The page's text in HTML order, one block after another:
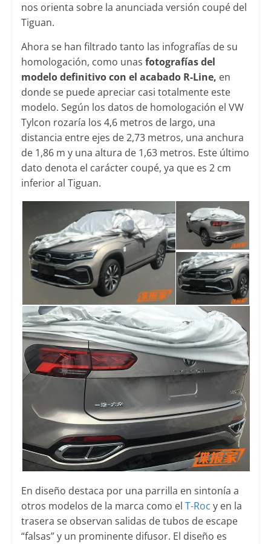
nos orienta sobre la anunciada versión coupé del
Tiguan.
Ahora se han filtrado tanto las infografías de su
homologación, como unas fotografías del
modelo definitivo con el acabado R-Line, en
donde se puede apreciar casi totalmente este
modelo. Según los datos de homologación el VW
Tylcon rozaría los 4,6 metros de largo, una
distancia entre ejes de 2,73 metros, una anchura
de 1,86 m y una altura de 1,63 metros. Este último
dato denota el carácter coupé, ya que es 2 cm
inferior al Tiguan.
En diseño destaca por una parrilla en sintonía a
otros modelos de la marca como el T-Roc y en la
trasera se observan salidas de tubos de escape
“falsas” y un prominente difusor. El diseño es